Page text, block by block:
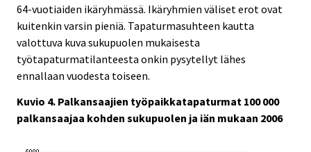
64-vuotiaiden ikäryhmässä. Ikäryhmien väliset erot ovat
kuitenkin varsin pieniä. Tapaturmasuhteen kautta
valottuva kuva sukupuolen mukaisesta
työtapaturmatilanteesta onkin pysytellyt lähes
ennallaan vuodesta toiseen.
Kuvio 4. Palkansaajien työpaikkatapaturmat 100 000
palkansaajaa kohden sukupuolen ja iän mukaan 2006